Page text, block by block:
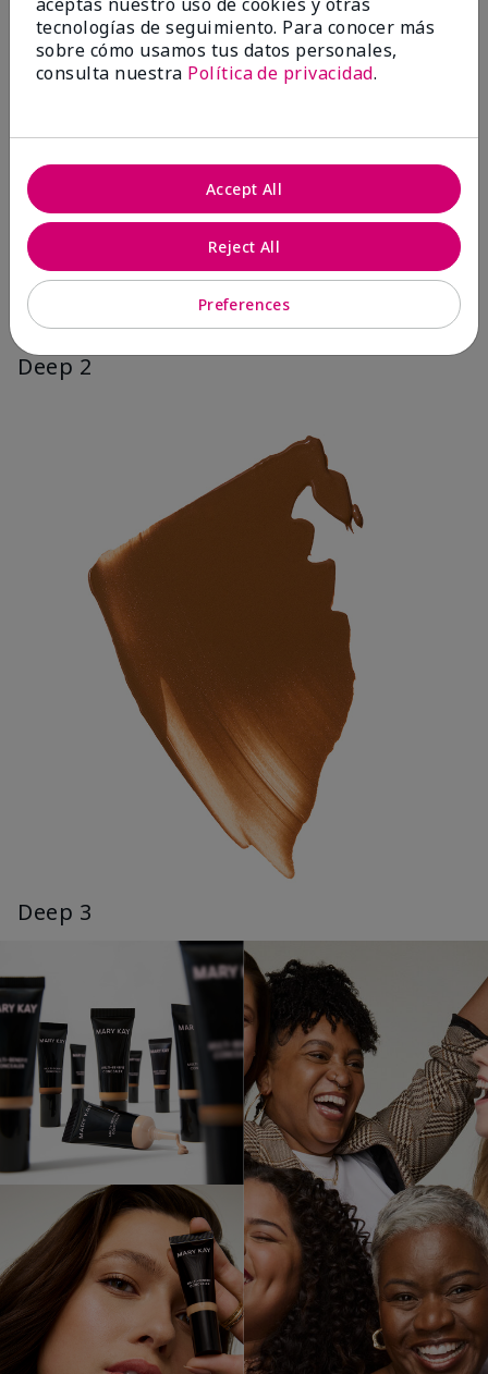
Deep 2
Deep 3
tecnologías de seguimiento. Para conocer más
sobre cómo usamos tus datos personales,
consulta nuestra Política de privacidad.
Preferences
Reject All
Accept All